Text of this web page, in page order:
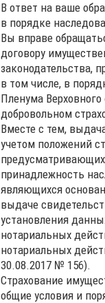
В ответ на ваше
в порядке
Вы вправе
договору
законодательства,
в том числе, в
Пленума
добровольном
Вместе с тем,
учетом положений
предусматривающих
принадлежность
являющихся
выдаче
установления
нотариальных
нотариальных
30.08.2017 № 156).
Страхование
общие условия и